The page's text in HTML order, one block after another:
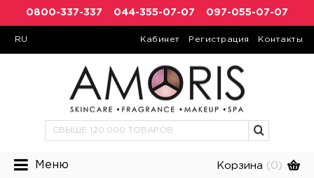
0800-337-337 044-355-07-07 097-055-07-07
RU Кабинет Регистрация Контакты
Меню Корзина (0)